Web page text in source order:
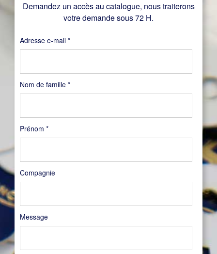
Nom de famille *
Prénom *
Compagnie
Message
Demandez un accès au catalogue, nous traiterons
votre demande sous 72 H.
Adresse e-mail *Obligatoire